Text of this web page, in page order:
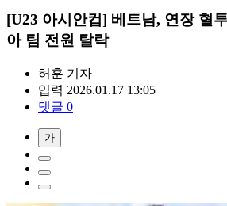
[U23 아시안컵] 베트남, 연장 혈
아 팀 전원 탈락
허훈 기자
입력 2026.01.17 13:05
댓글 0
가